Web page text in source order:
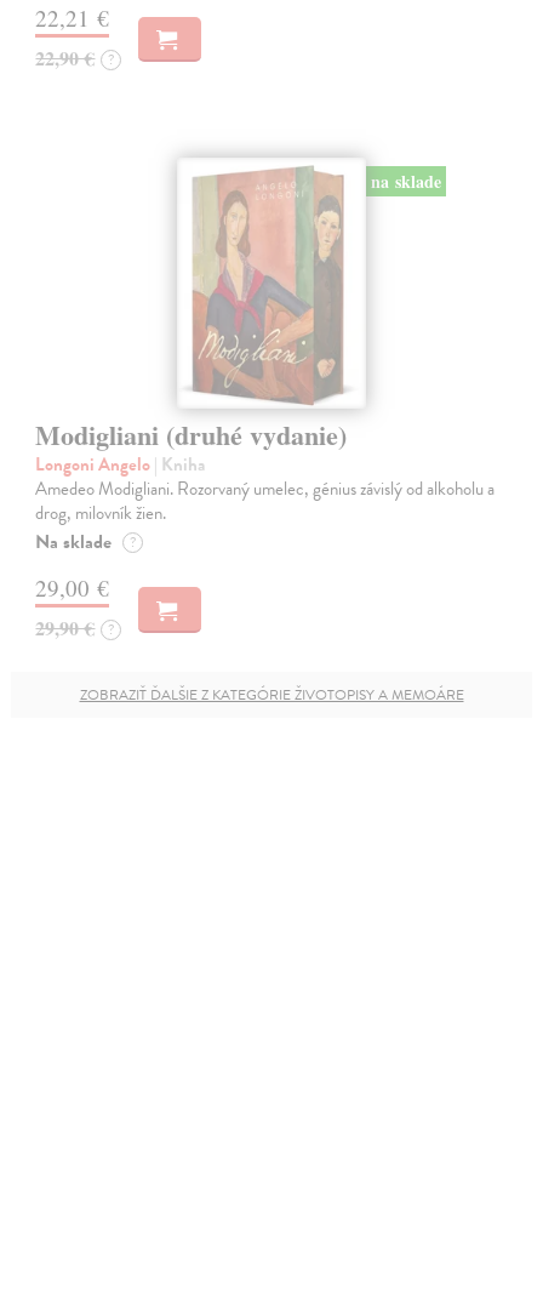
22,21 €
22,90 € ?
na sklade
Modigliani (druhé vydanie)
Longoni Angelo| Kniha
Amedeo Modigliani. Rozorvaný umelec, génius závislý od alkoholu a
drog, milovník žien.
Na sklade ?
29,00 €
29,90 € ?
ZOBRAZIŤ ĎALŠIE Z KATEGÓRIE ŽIVOTOPISY A MEMOÁRE